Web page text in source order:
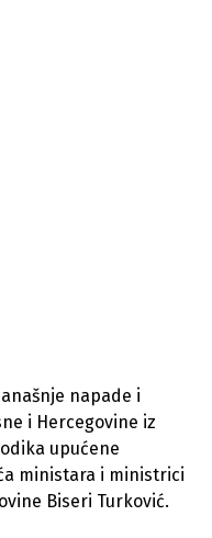
napade i
i Hercegovine iz
upućene
ministara i ministrici
Biseri Turković.